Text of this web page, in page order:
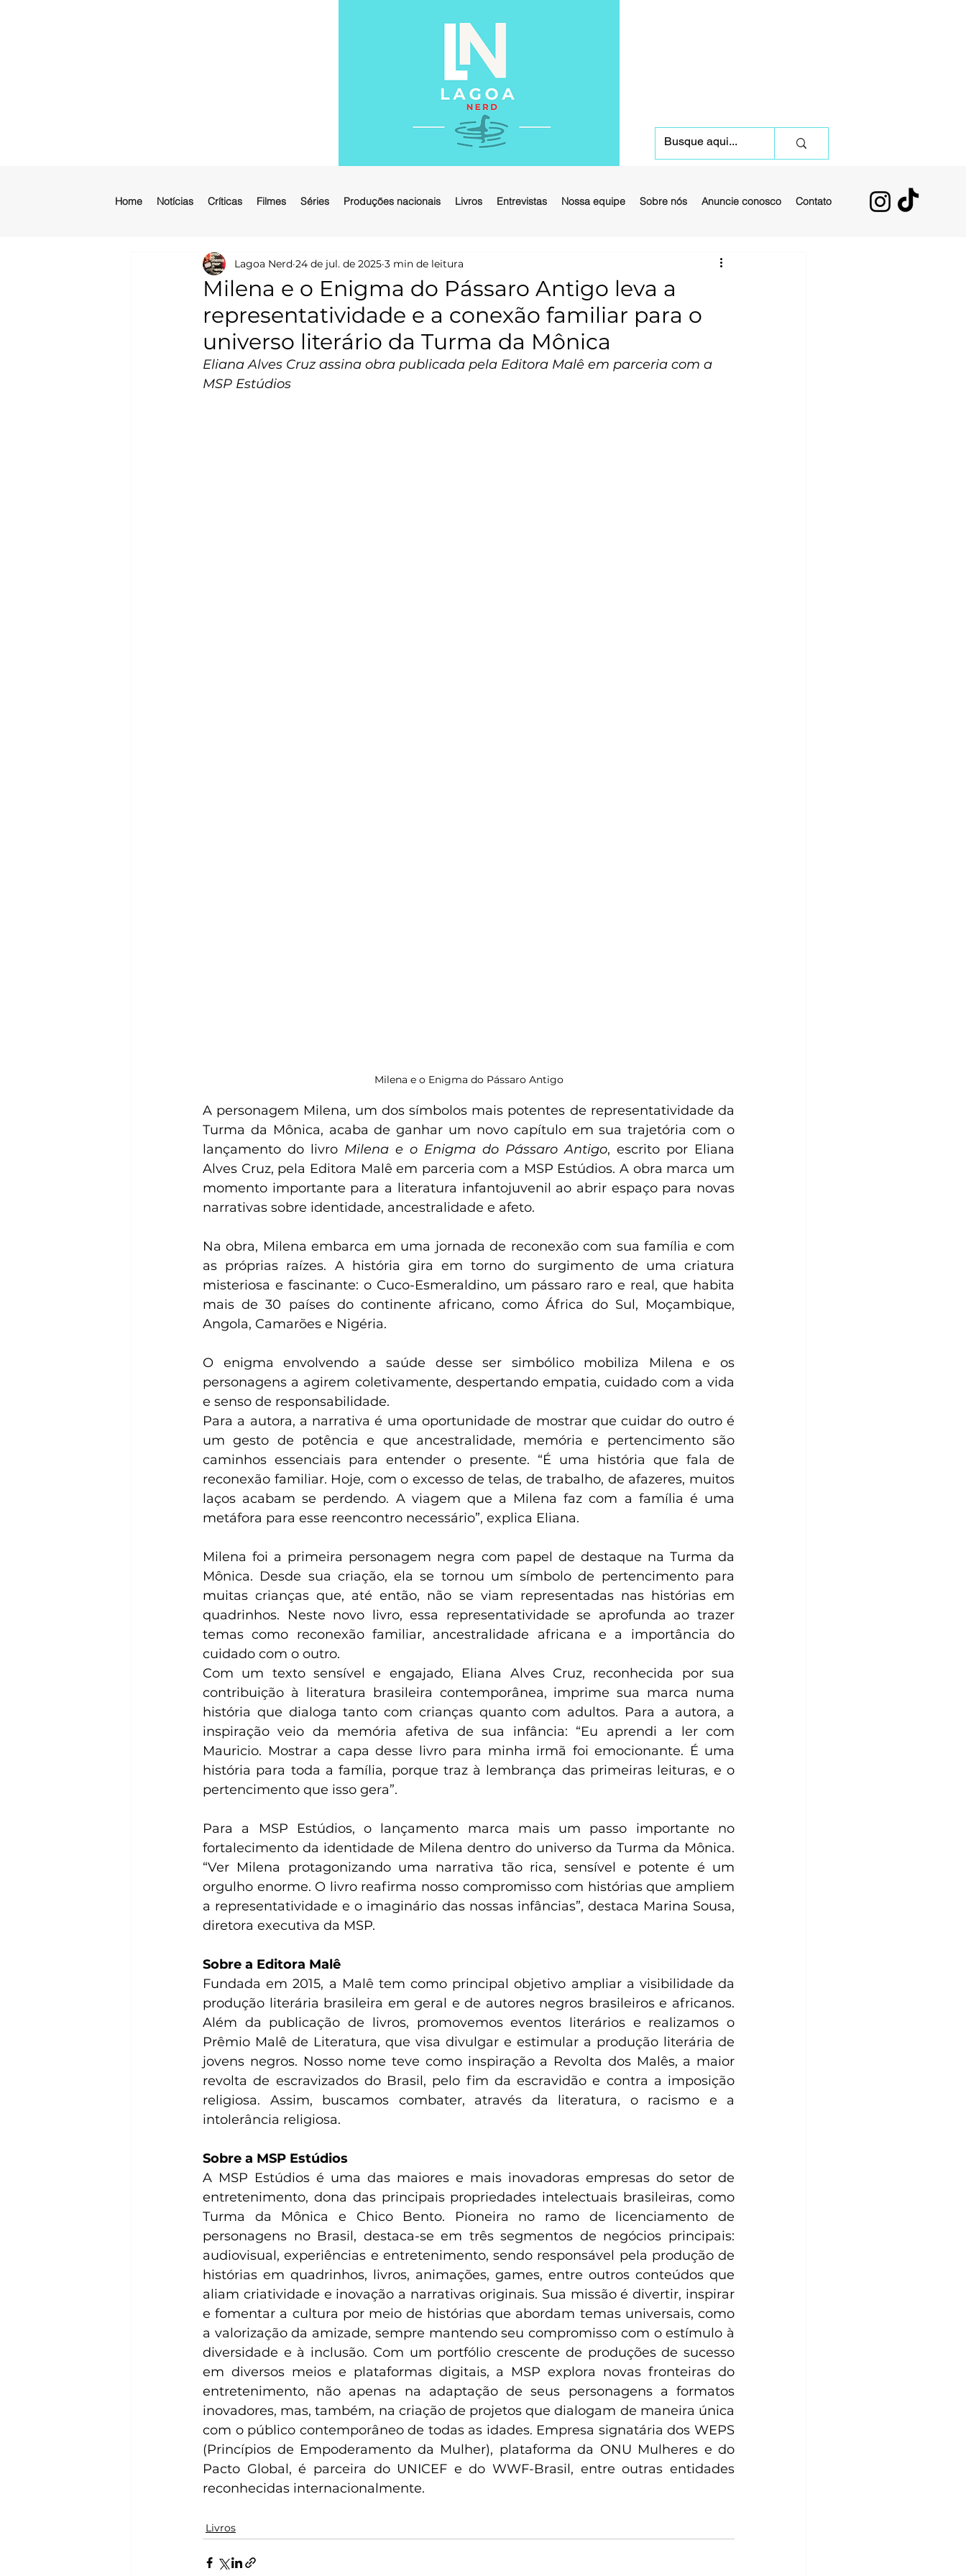
Home Notícias Críticas Filmes Séries Produções nacionais Livros Entrevistas Nossa equipe Sobre nós Anuncie conosco Contato
Milena e o Enigma do Pássaro Antigo leva a
representatividade e a conexão familiar para o
universo literário da Turma da Mônica
Lagoa Nerd 24 de jul. de 2025 3 min de leitura
Eliana Alves Cruz assina obra publicada pela Editora Malê em parceria com a
MSP Estúdios
Milena e o Enigma do Pássaro Antigo
A personagem Milena, um dos símbolos mais potentes de representatividade da
Turma da Mônica, acaba de ganhar um novo capítulo em sua trajetória com o
lançamento do livro Milena e o Enigma do Pássaro Antigo, escrito por Eliana
Alves Cruz, pela Editora Malê em parceria com a MSP Estúdios. A obra marca um
momento importante para a literatura infantojuvenil ao abrir espaço para novas
narrativas sobre identidade, ancestralidade e afeto.
Na obra, Milena embarca em uma jornada de reconexão com sua família e com
as próprias raízes. A história gira em torno do surgimento de uma criatura
misteriosa e fascinante: o Cuco-Esmeraldino, um pássaro raro e real, que habita
mais de 30 países do continente africano, como África do Sul, Moçambique,
Angola, Camarões e Nigéria.
O enigma envolvendo a saúde desse ser simbólico mobiliza Milena e os
personagens a agirem coletivamente, despertando empatia, cuidado com a vida
e senso de responsabilidade.
Para a autora, a narrativa é uma oportunidade de mostrar que cuidar do outro é
um gesto de potência e que ancestralidade, memória e pertencimento são
caminhos essenciais para entender o presente. “É uma história que fala de
reconexão familiar. Hoje, com o excesso de telas, de trabalho, de afazeres, muitos
laços acabam se perdendo. A viagem que a Milena faz com a família é uma
metáfora para esse reencontro necessário”, explica Eliana.
Milena foi a primeira personagem negra com papel de destaque na Turma da
Mônica. Desde sua criação, ela se tornou um símbolo de pertencimento para
muitas crianças que, até então, não se viam representadas nas histórias em
quadrinhos. Neste novo livro, essa representatividade se aprofunda ao trazer
temas como reconexão familiar, ancestralidade africana e a importância do
cuidado com o outro.
Com um texto sensível e engajado, Eliana Alves Cruz, reconhecida por sua
contribuição à literatura brasileira contemporânea, imprime sua marca numa
história que dialoga tanto com crianças quanto com adultos. Para a autora, a
inspiração veio da memória afetiva de sua infância: “Eu aprendi a ler com
Mauricio. Mostrar a capa desse livro para minha irmã foi emocionante. É uma
história para toda a família, porque traz à lembrança das primeiras leituras, e o
pertencimento que isso gera”.
Para a MSP Estúdios, o lançamento marca mais um passo importante no
fortalecimento da identidade de Milena dentro do universo da Turma da Mônica.
“Ver Milena protagonizando uma narrativa tão rica, sensível e potente é um
orgulho enorme. O livro reafirma nosso compromisso com histórias que ampliem
a representatividade e o imaginário das nossas infâncias”, destaca Marina Sousa,
diretora executiva da MSP.
Sobre a Editora Malê
Fundada em 2015, a Malê tem como principal objetivo ampliar a visibilidade da
produção literária brasileira em geral e de autores negros brasileiros e africanos.
Além da publicação de livros, promovemos eventos literários e realizamos o
Prêmio Malê de Literatura, que visa divulgar e estimular a produção literária de
jovens negros. Nosso nome teve como inspiração a Revolta dos Malês, a maior
revolta de escravizados do Brasil, pelo fim da escravidão e contra a imposição
religiosa. Assim, buscamos combater, através da literatura, o racismo e a
intolerância religiosa.
Sobre a MSP Estúdios
A MSP Estúdios é uma das maiores e mais inovadoras empresas do setor de
entretenimento, dona das principais propriedades intelectuais brasileiras, como
Turma da Mônica e Chico Bento. Pioneira no ramo de licenciamento de
personagens no Brasil, destaca-se em três segmentos de negócios principais:
audiovisual, experiências e entretenimento, sendo responsável pela produção de
histórias em quadrinhos, livros, animações, games, entre outros conteúdos que
aliam criatividade e inovação a narrativas originais. Sua missão é divertir, inspirar
e fomentar a cultura por meio de histórias que abordam temas universais, como
a valorização da amizade, sempre mantendo seu compromisso com o estímulo à
diversidade e à inclusão. Com um portfólio crescente de produções de sucesso
em diversos meios e plataformas digitais, a MSP explora novas fronteiras do
entretenimento, não apenas na adaptação de seus personagens a formatos
inovadores, mas, também, na criação de projetos que dialogam de maneira única
com o público contemporâneo de todas as idades. Empresa signatária dos WEPS
(Princípios de Empoderamento da Mulher), plataforma da ONU Mulheres e do
Pacto Global, é parceira do UNICEF e do WWF-Brasil, entre outras entidades
reconhecidas internacionalmente.
Livros